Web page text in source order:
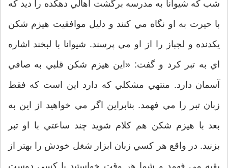
شب كه شيوانا به مدرسه برگشت اهالي دهكده را ديد كه
با حيرت به او نگاه مي كنند و دليل موافقيت هيزم شكن
يكدنده و لجباز را از او مي پرسند. شيوانا با لبخند اشاره
اي به تبر كرد و گفت: «اين هيزم شكن قلبي به صافي
آسمان دارد. منتهي مشكلي كه دارد اين است كه فقط
زبان تبر را مي فهمد. بنابراين اگر مي خواهيد از اين به
بعد با هيزم شكن هم كلام شويد چند ساعتي با او تبر
بزنيد. در واقع هر كسي زبان ابزار شغل خودش را بهتر از
بقيه مي فهمد و شما هر وقت خواستيد با كسي دوست